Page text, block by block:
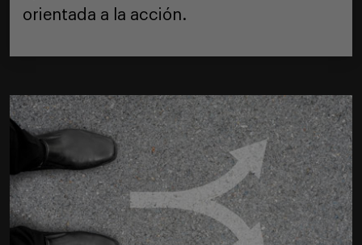
orientada a la acción.